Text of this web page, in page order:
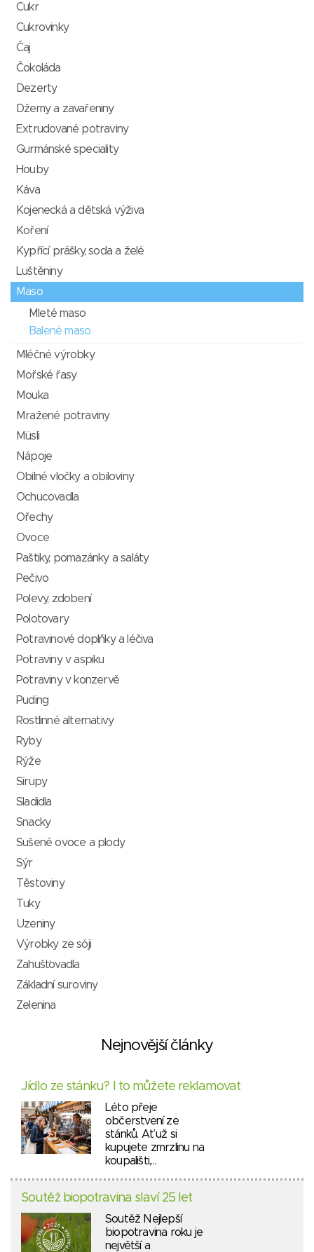
Cukr
Cukrovinky
Čaj
Čokoláda
Dezerty
Džemy a zavařeniny
Extrudované potraviny
Gurmánské speciality
Houby
Káva
Kojenecká a dětská výživa
Koření
Kypřící prášky, soda a želé
Luštěniny
Maso
Mleté maso
Balené maso
Mléčné výrobky
Mořské řasy
Mouka
Mražené potraviny
Müsli
Nápoje
Obilné vločky a obiloviny
Ochucovadla
Ořechy
Ovoce
Paštiky, pomazánky a saláty
Pečivo
Polevy, zdobení
Polotovary
Potravinové doplňky a léčiva
Potraviny v aspiku
Potraviny v konzervě
Puding
Rostlinné alternativy
Ryby
Rýže
Sirupy
Sladidla
Snacky
Sušené ovoce a plody
Sýr
Těstoviny
Tuky
Uzeniny
Výrobky ze sóji
Zahušťovadla
Základní suroviny
Zelenina
Nejnovější články
Jídlo ze stánku? I to můžete reklamovat
Léto přeje
občerstvení ze
stánků. Ať už si
kupujete zmrzlinu na
koupališti,…
Soutěž biopotravina slaví 25 let
Soutěž Nejlepší
biopotravina roku je
největší a